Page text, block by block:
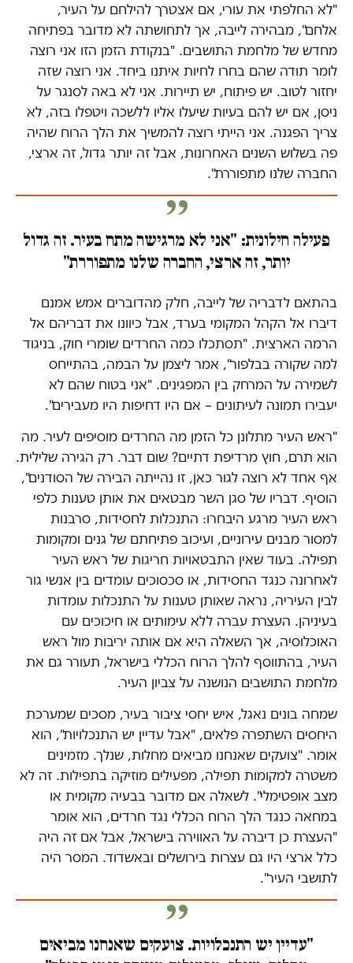
"לא החלפתי את עורי, אם אצטרך להילחם על העיר,
אלחם", מבהירה לייבה, אך לתחושתה לא מדובר בפתיחה
מחדש של מלחמת התושבים. "בנקודת הזמן הזו אני רוצה
לומר תודה שהם בחרו לחיות איתנו ביחד. אני רוצה שזה
יחזור לטוב. יש פיתוח, יש תיירות. אני לא באה לסנגר על
ניסן, אם יש להם בעיות שיעלו אליו ללשכה ויטפלו בזה, לא
צריך הפגנה. אני הייתי רוצה להמשיך את הלך הרוח שהיה
פה בשלוש השנים האחרונות, אבל זה יותר גדול, זה ארצי,
החברה שלנו מתפוררת".
פעילה חילונית: "אני לא מרגישה מתח בעיר. זה גדול
יותר, זה ארצי, החברה שלנו מתפוררת"
בהתאם לדבריה של לייבה, חלק מהדוברים אמש אמנם
דיברו אל הקהל המקומי בערד, אבל כיוונו את דבריהם אל
הרמה הארצית. "תסתכלו כמה החרדים שומרי חוק, בניגוד
למה שקורה בבלפור", אמר ליצמן על הבמה, בהתייחס
לשמירה על המרחק בין המפגינים. "אני בטוח שהם לא
יעבירו תמונה לעיתונים – אם היו דחיפות היו מעבירים".
"ראש העיר מתלונן כל הזמן מה החרדים מוסיפים לעיר. מה
הוא תרם, חוץ מרדיפת דתיים? שום דבר. רק הגירה שלילית.
אף אחד לא רוצה לגור כאן, זו נהייתה הבירה של הסודנים",
הוסיף. דבריו של סגן השר מבטאים את אותן טענות כלפי
ראש העיר מרגע היבחרו: התנכלות לחסידות, סרבנות
למסור מבנים עירוניים, ועיכוב פתיחתם של גנים ומקומות
תפילה. בעוד שאין התבטאויות חריגות של ראש העיר
לאחרונה כנגד החסידות, או סכסוכים עומדים בין אנשי גור
לבין העיריה, נראה שאותן טענות על התנכלות עומדות
בעיניהן. העצרת עברה ללא עימותים או חיכוכים עם
האוכלוסיה, אך השאלה היא אם אותה יריבות מול ראש
העיר, בהתווסף להלך הרוח הכללי בישראל, תעורר גם את
מלחמת התושבים הנושנה על צביון העיר.
שמחה בונים נאגל, איש יחסי ציבור בעיר, מסכים שמערכת
היחסים השתפרה פלאים, "אבל עדיין יש התנכלויות", הוא
אומר. "צועקים שאנחנו מביאים מחלות, שנלך. מזמינים
משטרה למקומות תפילה, מפעילים מוזיקה בתפילות. זה לא
מצב אופטימלי". לשאלה אם מדובר בבעיה מקומית או
במחאה כנגד הלך הרוח הכללי נגד חרדים, הוא אומר
"העצרת כן דיברה על האווירה בישראל, אבל אם זה היה
כלל ארצי היו גם עצרות בירושלים ובאשדוד. המסר היה
לתושבי העיר".
"עדיין יש התנכלויות. צועקים שאנחנו מביאים